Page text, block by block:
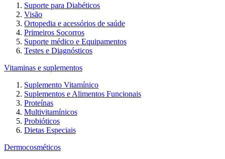
Suporte para Diabéticos
Visão
Ortopedia e acessórios de saúde
Primeiros Socorros
Suporte médico e Equipamentos
Testes e Diagnósticos
Vitaminas e suplementos
Suplemento Vitamínico
Suplementos e Alimentos Funcionais
Proteínas
Multivitamínicos
Probióticos
Dietas Especiais
Dermocosméticos